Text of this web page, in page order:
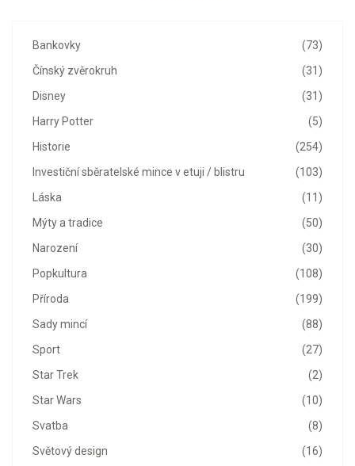
(73)
Bankovky
(31)
Čínský zvěrokruh
(31)
Disney
(5)
Harry Potter
(254)
Historie
(103)
Investiční sběratelské mince v etuji / blistru
(11)
Láska
(50)
Mýty a tradice
(30)
Narození
(108)
Popkultura
(199)
Příroda
(88)
Sady mincí
(27)
Sport
(2)
Star Trek
(10)
Star Wars
(8)
Svatba
(16)
Světový design